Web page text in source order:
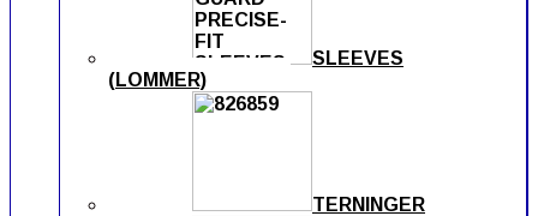
SLEEVES
(LOMMER)
TERNINGER